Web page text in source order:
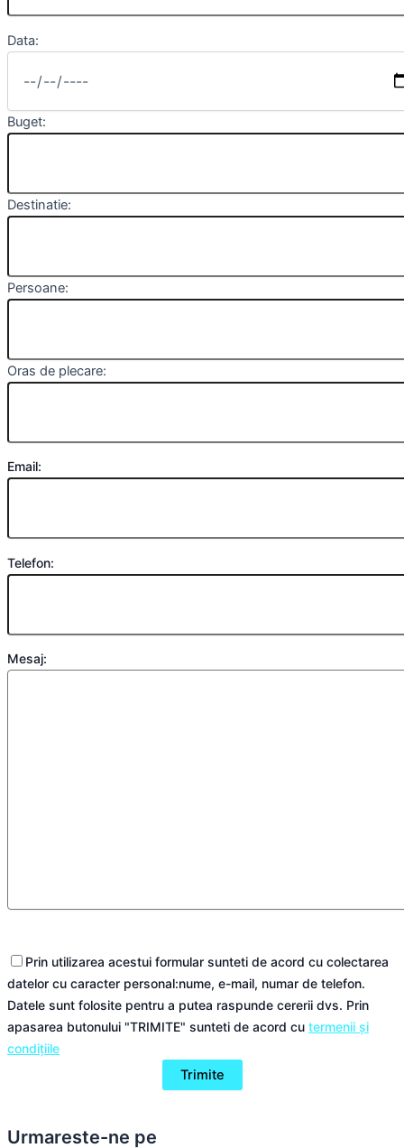
Data:
Buget:
Destinatie:
Persoane:
Oras de plecare:
Email:
Telefon:
Mesaj:
Prin utilizarea acestui formular sunteti de acord cu colectarea
datelor cu caracter personal:nume, e-mail, numar de telefon.
Datele sunt folosite pentru a putea raspunde cererii dvs. Prin
apasarea butonului "TRIMITE" sunteti de acord cu termenii și
condițiile
Urmareste-ne pe